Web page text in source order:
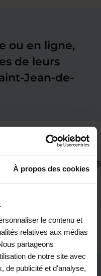
À propos des cookies
le contenu et
relatives aux médias
partageons
de notre site avec
de publicité et d'analyse,
ou en ligne,
de leurs
Jean-de-
dans ses